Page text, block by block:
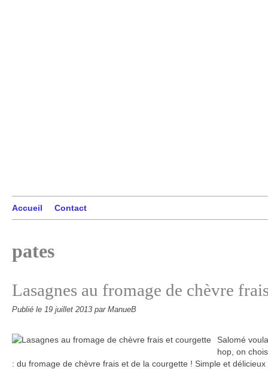
Accueil Contact
pates
Lasagnes au fromage de chèvre
Publié le 19 juillet 2013 par ManueB
Salomé
hop, on
: du fromage de chèvre frais et de la courgette ! Simple et